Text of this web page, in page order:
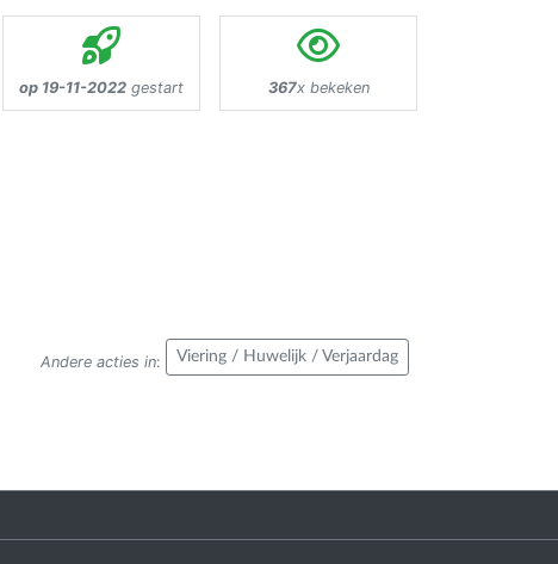
op 19-11-2022 gestart 367x bekeken
Andere acties in: Viering / Huwelijk / Verjaardag